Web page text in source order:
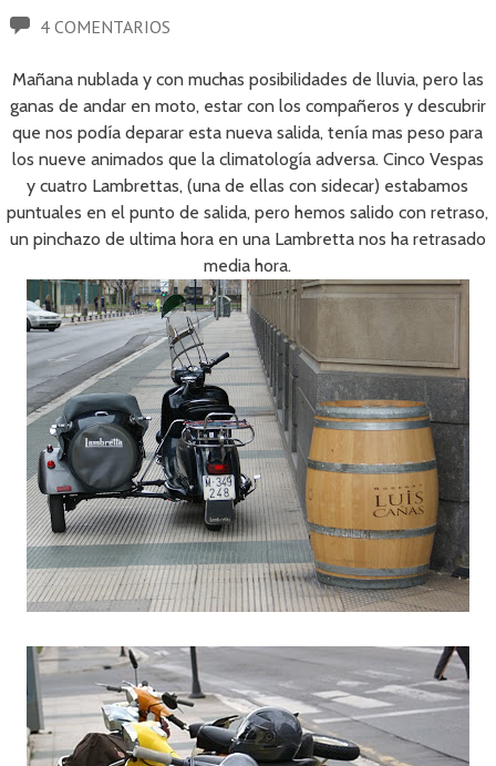
4 COMENTARIOS
Mañana nublada y con muchas posibilidades de lluvia, pero las
ganas de andar en moto, estar con los compañeros y descubrir
que nos podía deparar esta nueva salida, tenía mas peso para
los nueve animados que la climatología adversa. Cinco Vespas
y cuatro Lambrettas, (una de ellas con sidecar) estabamos
puntuales en el punto de salida, pero hemos salido con retraso,
un pinchazo de ultima hora en una Lambretta nos ha retrasado
media hora.